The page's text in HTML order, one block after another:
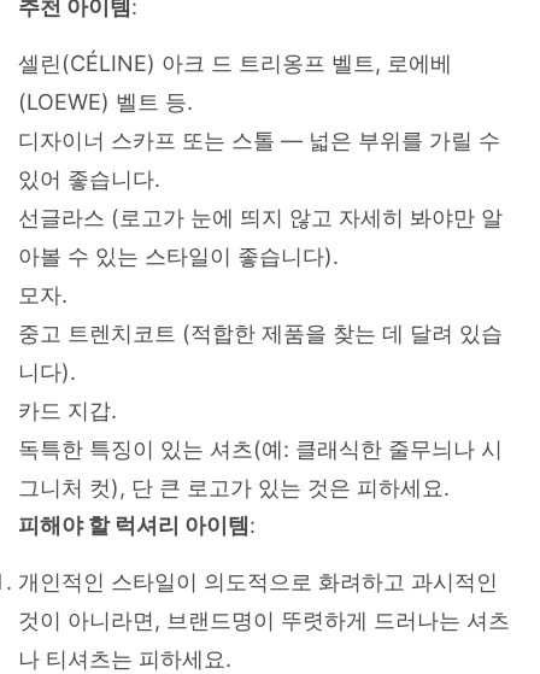
추천 아이템 :
셀린(CÉLINE) 아크 드 트리옹프 벨트, 로에베
(LOEWE) 벨트 등.
디자이너 스카프 또는 스톨 — 넓은 부위를 가릴 수
있어 좋습니다.
선글라스 (로고가 눈에 띄지 않고 자세히 봐야만 알
아볼 수 있는 스타일이 좋습니다).
모자.
중고 트렌치코트 (적합한 제품을 찾는 데 달려 있습
니다).
카드 지갑.
독특한 특징이 있는 셔츠(예: 클래식한 줄무늬나 시
그니처 컷), 단 큰 로고가 있는 것은 피하세요.
피해야 할 럭셔리 아이템:
개인적인 스타일이 의도적으로 화려하고 과시적인
것이 아니라면, 브랜드명이 뚜렷하게 드러나는 셔츠
나 티셔츠는 피하세요.